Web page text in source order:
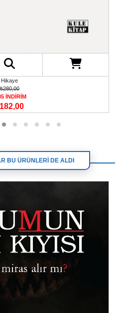
Hikaye
₺280,00
İNDİRİM
BU ÜRÜNLERİ DE ALDI